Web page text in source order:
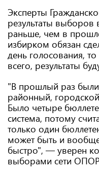
Эксперты
результаты выборов
раньше, чем в
избирком обязан
день голосования,
всего, результаты
"В прошлый раз
районный,
Было четыре
система, потому
только один
может быть и
быстро", — уверен
выборами сети